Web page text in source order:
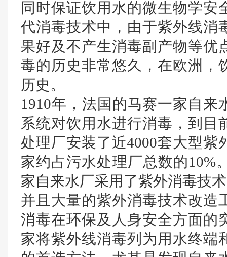
同时保证饮用水的微生物学
代消毒技术中，由于紫外线消
果好及不产生消毒副产物等优
毒的历史非常悠久，在欧洲，
历史。
1910年，法国的马赛一家自
系统对饮用水进行消毒，到目
处理厂安装了近4000套大型
家约占污水处理厂总数的10%
家自来水厂采用了紫外消毒技
并且大量的紫外消毒技术改造
消毒在环保及人身安全方面的
家将紫外线消毒列为用水终端